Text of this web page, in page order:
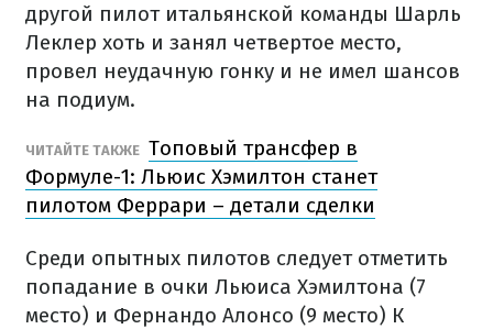
другой пилот итальянской команды Шарль
Леклер хоть и занял четвертое место,
провел неудачную гонку и не имел шансов
на подиум.
ЧИТАЙТЕ ТАКЖЕ Топовый трансфер в
Формуле-1: Льюис Хэмилтон станет
пилотом Феррари – детали сделки
Среди опытных пилотов следует отметить
попадание в очки Льюиса Хэмилтона (7
место) и Фернандо Алонсо (9 место) К